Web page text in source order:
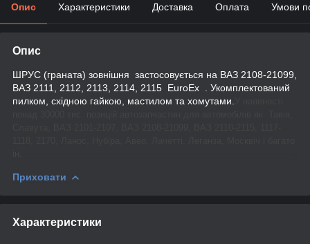
Опис Характеристики Доставка Оплата Умови
Опис
ШРУС (граната) зовнішня застосовується на ВАЗ 2108-21099,
ВАЗ 2111, 2112, 2113, 2114, 2115 EuroEx . Укомплектований
пилком, східною гайкою, мастилом та хомутами.
Приховати
Характеристики